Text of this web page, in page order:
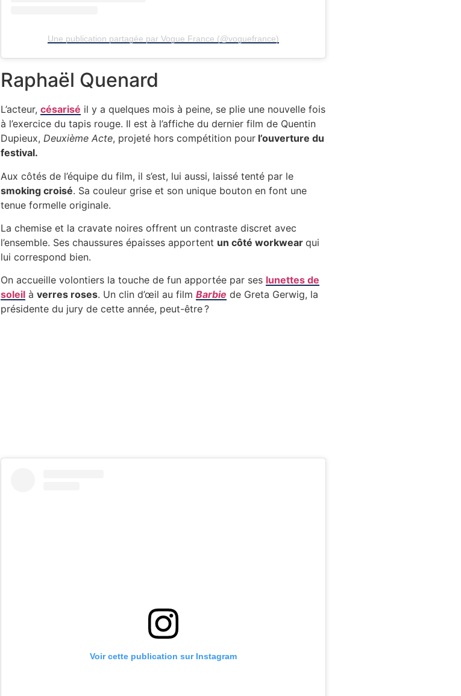
Une publication partagée par Vogue France (@voguefrance)
Raphaël Quenard
L’acteur, césarisé il y a quelques mois à peine, se plie une nouvelle fois
à l’exercice du tapis rouge. Il est à l’affiche du dernier film de Quentin
Dupieux, Deuxième Acte, projeté hors compétition pour l’ouverture du
festival.
Aux côtés de l’équipe du film, il s’est, lui aussi, laissé tenté par le
smoking croisé. Sa couleur grise et son unique bouton en font une
tenue formelle originale.
La chemise et la cravate noires offrent un contraste discret avec
l’ensemble. Ses chaussures épaisses apportent un côté workwear qui
lui correspond bien.
On accueille volontiers la touche de fun apportée par ses lunettes de
soleil à verres roses. Un clin d’œil au film Barbie de Greta Gerwig, la
présidente du jury de cette année, peut-être ?
Voir cette publication sur Instagram